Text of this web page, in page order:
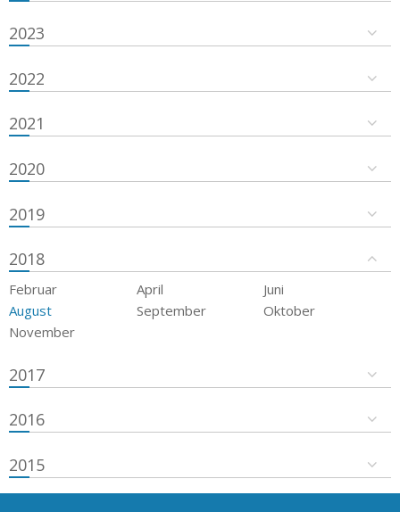
2023
2022
2021
2020
2019
2018
Februar April
Juni
August
September
Oktober
November
2017
2016
2015